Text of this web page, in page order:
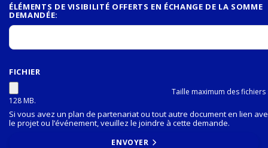
ÉLÉMENTS DE VISIBILITÉ OFFERTS EN ÉCHANGE DE LA SOMME
DEMANDÉE:
FICHIER
Taille maximum des fichiers
128 MB.
Si vous avez un plan de partenariat ou tout autre document en lien
le projet ou l’événement, veuillez le joindre à cette demande.
ENVOYER